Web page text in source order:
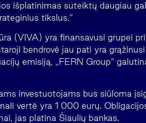
išplatinimas suteiktų daugiau
tikslus.“
(VIVA) yra finansavusi grupei
bendrovė jau pati yra
emisiją, „FERN Group“
investuotojams bus siūloma
vertė yra 1 000 eurų.
jas platina Šiaulių bankas.